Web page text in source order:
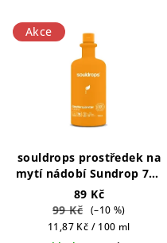
Akce
souldrops prostředek na
mytí nádobí Sundrop 750
ml
89 Kč
99 Kč (–10 %)
Měrná
11,87 Kč / 100 ml